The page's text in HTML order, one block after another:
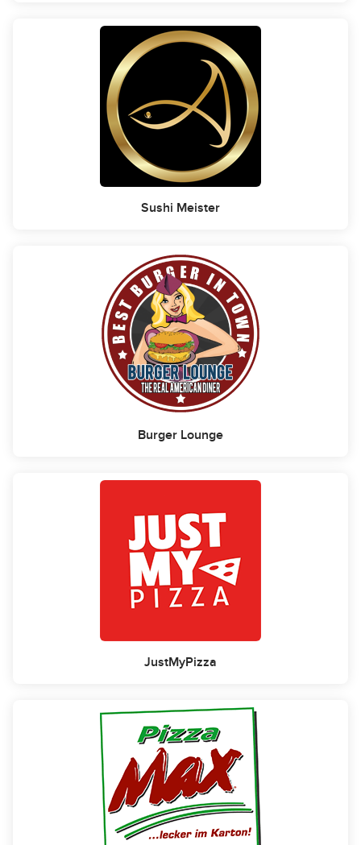
Sushi Meister
Burger Lounge
JustMyPizza